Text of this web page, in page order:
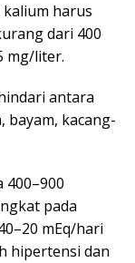
harus
dari 400
mg/liter.
antara
bayam, kacang-
pada
mEq/hari
hipertensi dan